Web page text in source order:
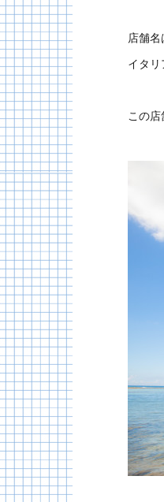
店舗名
イタリ
この